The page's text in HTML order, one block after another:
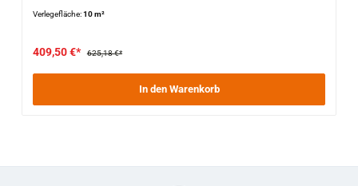
Verlegefläche:10 m²
409,50 €* 625,18 €*
In den Warenkorb